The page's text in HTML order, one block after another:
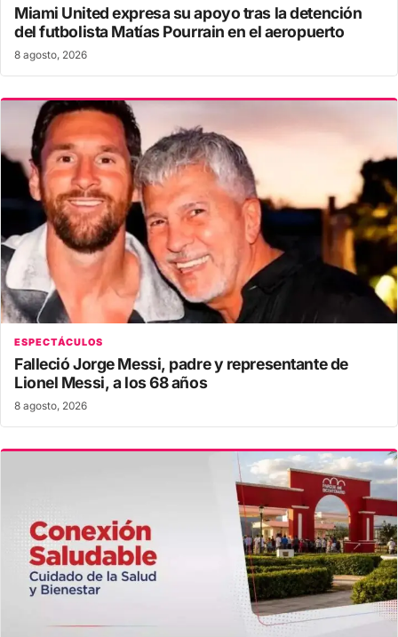
Miami United expresa su apoyo tras la detención
del futbolista Matías Pourrain en el aeropuerto
8 agosto, 2026
ESPECTÁCULOS
Falleció Jorge Messi, padre y representante de
Lionel Messi, a los 68 años
8 agosto, 2026